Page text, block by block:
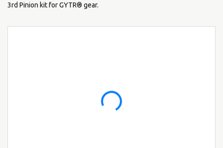
3rd Pinion kit for GYTR® gear.